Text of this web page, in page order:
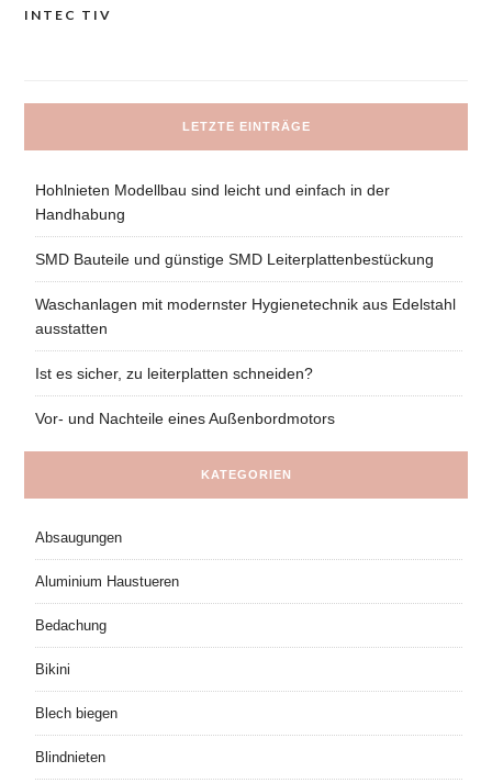
prispevka
INTEC TIV
LETZTE EINTRÄGE
Hohlnieten Modellbau sind leicht und einfach in der
Handhabung
SMD Bauteile und günstige SMD Leiterplattenbestückung
Waschanlagen mit modernster Hygienetechnik aus Edelstahl
ausstatten
Ist es sicher, zu leiterplatten schneiden?
Vor- und Nachteile eines Außenbordmotors
KATEGORIEN
Absaugungen
Aluminium Haustueren
Bedachung
Bikini
Blech biegen
Blindnieten